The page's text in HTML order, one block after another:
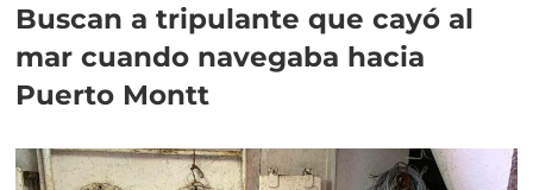
Buscan a tripulante que cayó al
mar cuando navegaba hacia
Puerto Montt